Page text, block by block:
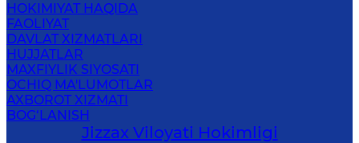
HOKIMIYAT HAQIDA
FAOLIYAT
DAVLAT XIZMATLARI
HUJJATLAR
MAXFIYLIK SIYOSATI
OCHIQ MA'LUMOTLAR
AXBOROT XIZMATI
BOG‘LANISH
Jizzах Vilоyati Hоkimligi